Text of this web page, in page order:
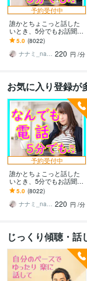
予約受付中
誰かとちょこっと話した
いとき、5分でもお話聞き
ます 疲れた～、でもカウ
ンセリングじゃない、な
んとなく雑談聞いて～
5.0 (8022)
ナナミ_nanami 220 円 /分
お気に入り登録が
予約受付中
誰かとちょこっと話した
いとき、5分でもお話聞き
ます 疲れた～、でもカウ
ンセリングじゃない、な
んとなく雑談聞いて～
5.0 (8022)
ナナミ_nanami 220 円 /分
じっくり傾聴・話